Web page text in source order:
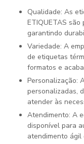
Qualidade: As etiquetas térmicas adesivas da MS
ETIQUETAS
garantindo
Variedade: A empresa oferece uma ampla gama de opções
de etiquetas
formatos e
Personalização: A MS ETIQUETAS trabalha com soluções
personalizadas,
atender às
Atendimento: A equipe da MS ETIQUETAS está sempre
disponível para
atendimento ágil